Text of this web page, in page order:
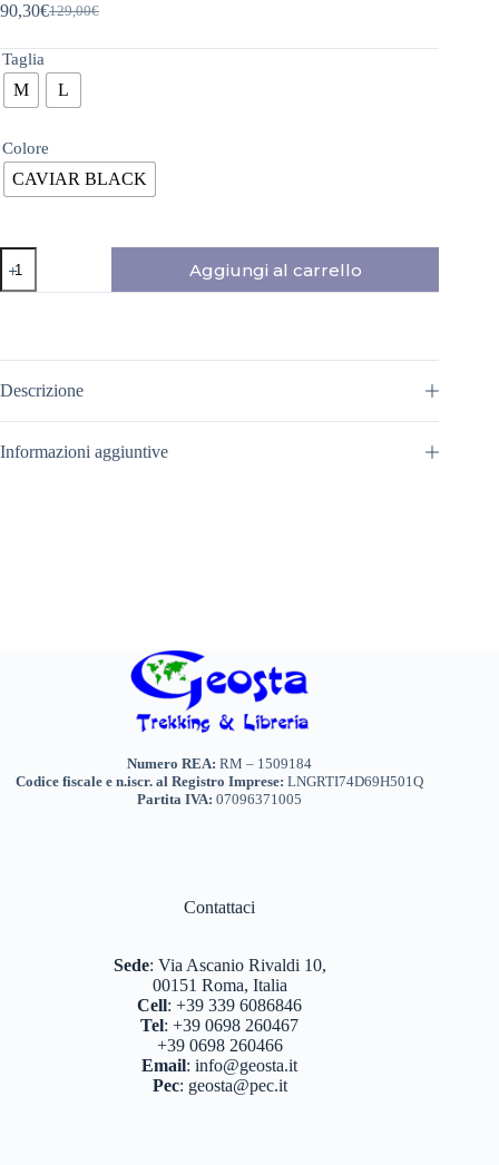
129,00€
Il
era:
129,00€.
90,30€Il
è:
90,30€.
Taglia
M L
Colore
CAVIAR BLACK
CANYON
WOMAN
JACKET
Aggiungi al carrello
Descrizione
Informazioni aggiuntive
Numero REA:RM – 1509184
Codice fiscale e n.iscr. al Registro Imprese:LNGRTI74D69H501Q
Partita IVA: 07096371005
Contattaci
Sede: Via Ascanio Rivaldi 10,
00151 Roma, Italia
Cell:+39 339 6086846
Tel:+39 0698 260467
+39 0698 260466
Email:info@geosta.it
Pec: geosta@pec.it